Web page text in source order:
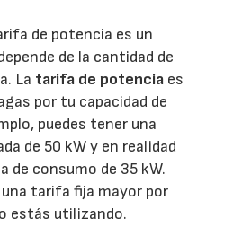
de potencia es un
de la cantidad de
La tarifa de potencia es
por tu capacidad de
puedes tener una
de 50 kW y en realidad
de consumo de 35 kW.
tarifa fija mayor por
estás utilizando.